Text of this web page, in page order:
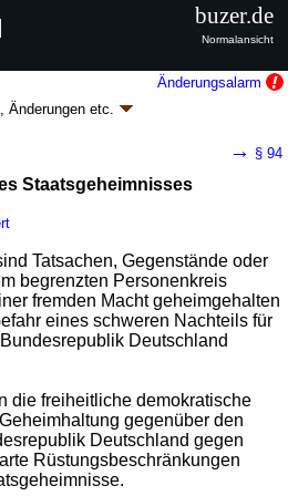
Änderungsalarm
Änderungen etc.
2026 I Nr. 95
und Gefährdung der
→ § 94
Staatsgeheimnisses
Tatsachen, Gegenstände oder
begrenzten Personenkreis
fremden Macht geheimgehalten
eines schweren Nachteils für
Deutschland
die freiheitliche demokratische
gegenüber den
Deutschland gegen
Rüstungsbeschränkungen
buzer.de
Normalansicht